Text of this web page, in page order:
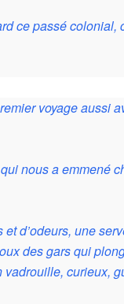
ce passé colonial,
voyage aussi
nous a emmené
d’odeurs, une
des gars qui
vadrouille, curieux,